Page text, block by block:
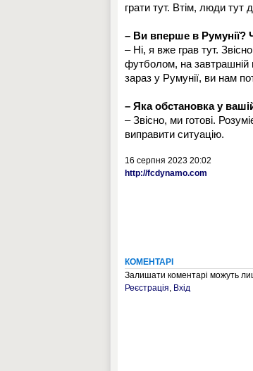
грати тут. Втім, люди тут
– Ви вперше в Румунії?
– Ні, я вже грав тут.
футболом, на завтрашній
зараз у Румунії, ви нам
– Яка обстановка у
– Звісно, ми готові.
виправити ситуацію.
16 серпня 2023 20:02
http://fcdynamo.com
КОМЕНТАРІ
Залишати коментарі можуть
Реєстрація, Вхід